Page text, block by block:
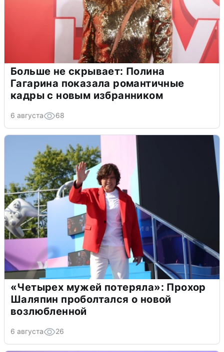
Больше не скрывает: Полина
Гагарина показала романтичные
кадры с новым избранником
6 августа 68
«Четырех мужей потеряла»: Прохор
Шаляпин проболтался о новой
возлюбленной
6 августа 26